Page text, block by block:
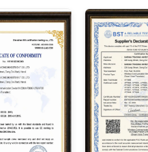
XEM CHI TIẾT